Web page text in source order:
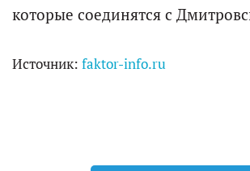
которые соединятся с
Источник: faktor-info.ru